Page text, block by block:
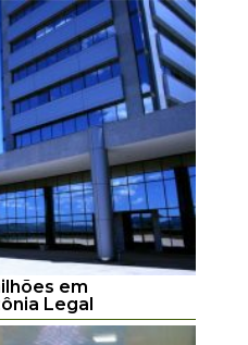
em
Legal